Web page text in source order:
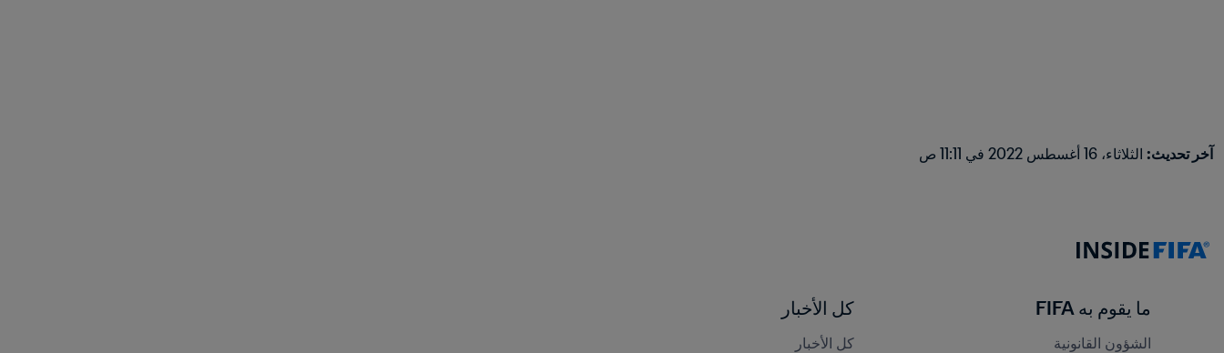
آخر تحديث: الثلاثاء، 16 أغسطس 2022 في 11:11 ص
ما يقوم به FIFA
الشؤون القانونية
كل الأخبار
كل الأخبار